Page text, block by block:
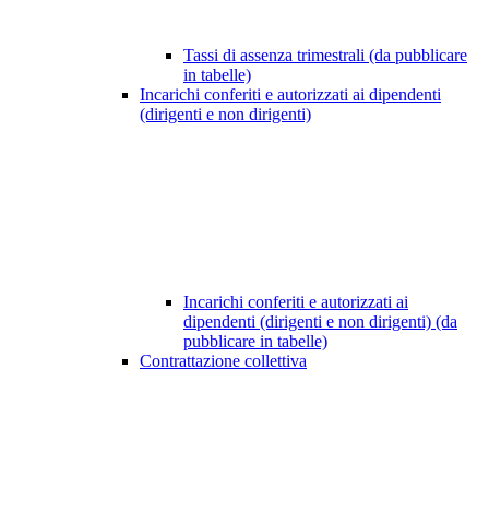
Tassi di assenza trimestrali (da pubblicare
in tabelle)
Incarichi conferiti e autorizzati ai dipendenti
(dirigenti e non dirigenti)
Incarichi conferiti e autorizzati ai
dipendenti (dirigenti e non dirigenti) (da
pubblicare in tabelle)
Contrattazione collettiva